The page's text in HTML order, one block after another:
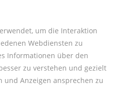
um die Interaktion
Webdiensten zu
Informationen über den
zu verstehen und gezielt
Anzeigen ansprechen zu